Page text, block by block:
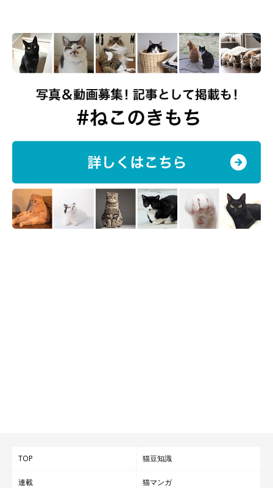
TOP 猫豆知識
連載 猫マンガ